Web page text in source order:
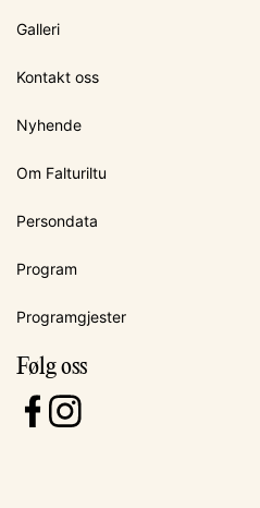
Galleri
Kontakt oss
Nyhende
Om Falturiltu
Persondata
Program
Programgjester
Følg oss